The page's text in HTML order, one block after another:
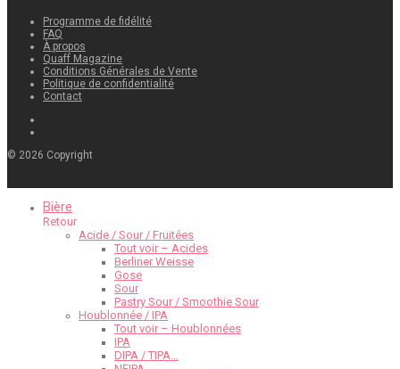
Programme de fidélité
FAQ
À propos
Quaff Magazine
Conditions Générales de Vente
Politique de confidentialité
Contact
© 2026 Copyright
Bière
Retour
Acide / Sour / Fruitées
Tout voir – Acides
Berliner Weisse
Gose
Sour
Pastry Sour / Smoothie Sour
Houblonnée / IPA
Tout voir – Houblonnées
IPA
DIPA / TIPA…